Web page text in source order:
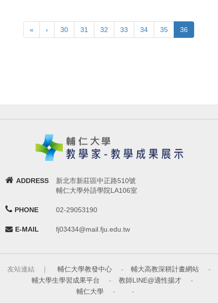
« ‹ 30 31 32 33 34 35 36
ADDRESS
新北市新莊區中正路510號
輔仁大學外語學院LA106室
PHONE 02-29053190
E-MAIL fj03434@mail.fju.edu.tw
友站連結 ｜ 輔仁大學教發中心 - 輔大高教深耕計畫網站
-
輔大學生學習成果平台
- 教師LINE@適性揚才
-
輔仁大學
- -